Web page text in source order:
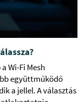
Wi-Fi Mesh
együttműködő
a jellel. A választás